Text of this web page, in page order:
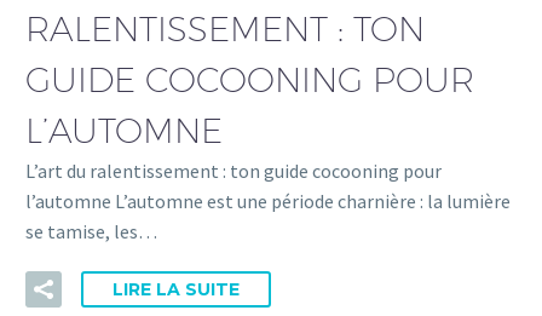
RALENTISSEMENT : TON
GUIDE COCOONING POUR
L’AUTOMNE
L’art du ralentissement : ton guide cocooning pour
l’automne L’automne est une période charnière : la lumière
se tamise, les…
LIRE LA SUITE